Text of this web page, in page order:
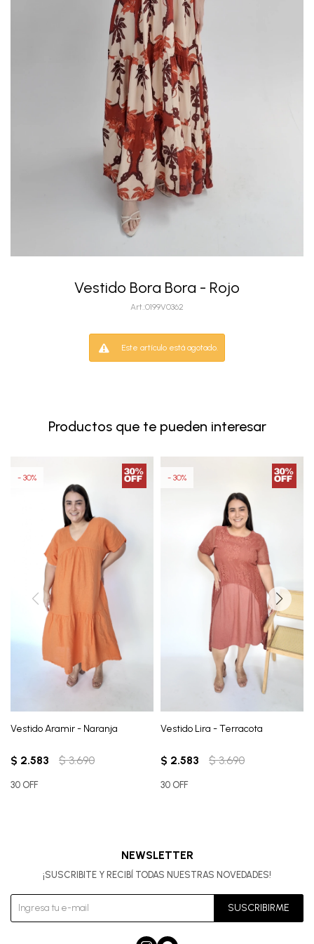
Vestido Bora Bora - Rojo
0199V0362
Este artículo está agotado.
Productos que te pueden interesar
Vestido Aramir - Naranja
$ 2.583 $ 3.690
30
30 OFF
Vestido Lira - Terracota
$ 2.583 $ 3.690
30
30 OFF
NEWSLETTER
¡SUSCRIBITE Y RECIBÍ TODAS NUESTRAS NOVEDADES!
SUSCRIBIRME